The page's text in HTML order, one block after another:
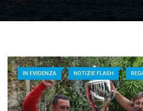
IN EVIDENZA NOTIZIE FLASH